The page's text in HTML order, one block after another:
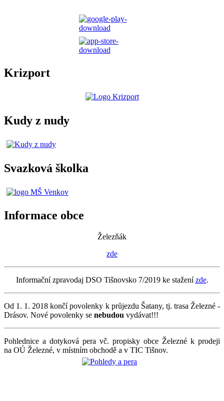
Krizport
Kudy z nudy
Svazková školka
Informace obce
Železňák
zde
Informační zpravodaj DSO Tišnovsko 7/2019 ke staženízde.
Od 1. 1. 2018 končí povolenky k průjezdu Šatany, tj. trasa Železné -
Drásov. Nové povolenky se nebudou vydávat!!!
Pohlednice a dotyková pera vč. propisky obce Železné k prodeji
na OÚ Železné, v místním obchodě a v TIC Tišnov.